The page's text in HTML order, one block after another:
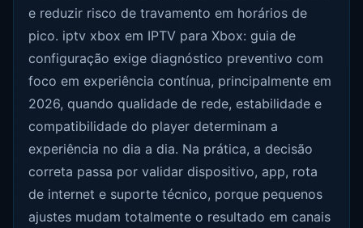
e reduzir risco de travamento em horários de
pico. iptv xbox em IPTV para Xbox: guia de
configuração exige diagnóstico preventivo com
foco em experiência contínua, principalmente em
2026, quando qualidade de rede, estabilidade e
compatibilidade do player determinam a
experiência no dia a dia. Na prática, a decisão
correta passa por validar dispositivo, app, rota
de internet e suporte técnico, porque pequenos
ajustes mudam totalmente o resultado em canais